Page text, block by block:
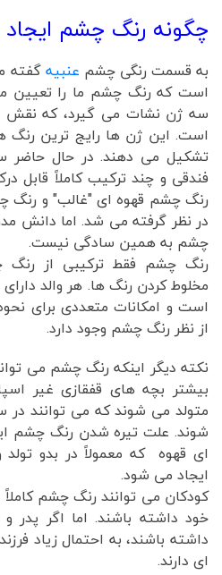
چگونه رنگ چشم
به قسمت رنگی چشم عنبیهگفته
است که رنگ چشم ما را تعیین
سه ژن نشات می گیرد، که نقش
است. این ژن ها رایج ترین رنگ
تشکیل می دهند. در حال حاضر
فندقی و چند ترکیب کاملاً قابل
رنگ چشم قهوه ای "غالب" و رنگ
در نظر گرفته می شد. اما دانش
چشم به همین سادگی نیست.
رنگ چشم فقط ترکیبی از رنگ
مخلوط کردن رنگ ها. هر والد
است و امکانات متعددی برای
از نظر رنگ چشم وجود دارد.
نکته دیگر اینکه رنگ چشم می
بیشتر بچه های قفقازی غیر
متولد می شوند که می توانند در
شوند. علت تیره شدن رنگ چشم
ای قهوه که معمولاً در بدو
ایجاد می شود.
کودکان می توانند رنگ چشم کاملاً
خود داشته باشند. اما اگر
داشته باشند، به احتمال زیاد
ای دارند.